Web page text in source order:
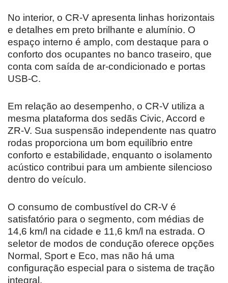
No interior, o CR-V apresenta linhas horizontais
e detalhes em preto brilhante e alumínio. O
espaço interno é amplo, com destaque para o
conforto dos ocupantes no banco traseiro, que
conta com saída de ar-condicionado e portas
USB-C.
Em relação ao desempenho, o CR-V utiliza a
mesma plataforma dos sedãs Civic, Accord e
ZR-V. Sua suspensão independente nas quatro
rodas proporciona um bom equilíbrio entre
conforto e estabilidade, enquanto o isolamento
acústico contribui para um ambiente silencioso
dentro do veículo.
O consumo de combustível do CR-V é
satisfatório para o segmento, com médias de
14,6 km/l na cidade e 11,6 km/l na estrada. O
seletor de modos de condução oferece opções
Normal, Sport e Eco, mas não há uma
configuração especial para o sistema de tração
integral.